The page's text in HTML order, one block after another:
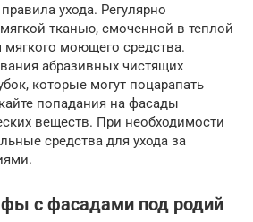
ухода. Регулярно
тканью, смоченной в теплой
моющего средства.
абразивных чистящих
которые могут поцарапать
попадания на фасады
веществ. При необходимости
средства для ухода за
с фасадами под родий